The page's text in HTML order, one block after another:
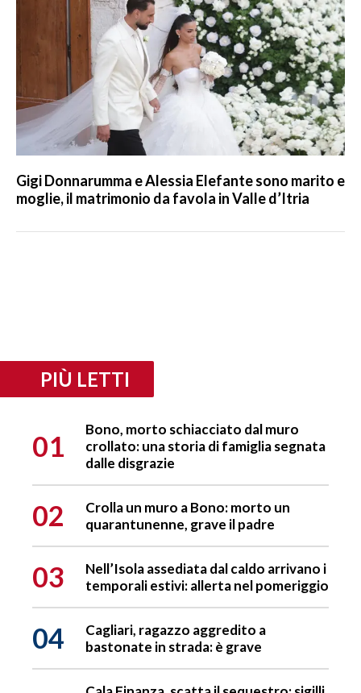
Gigi Donnarumma e Alessia Elefante sono marito e
moglie, il matrimonio da favola in Valle d’Itria
PIÙ LETTI
01
Bono, morto schiacciato dal muro
crollato: una storia di famiglia segnata
dalle disgrazie
02
Crolla un muro a Bono: morto un
quarantunenne, grave il padre
03
Nell’Isola assediata dal caldo arrivano i
temporali estivi: allerta nel pomeriggio
04
Cagliari, ragazzo aggredito a
bastonate in strada: è grave